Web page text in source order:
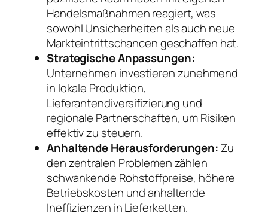
Handelsmaßnahmen reagiert, was
sowohl Unsicherheiten als auch neue
Markteintrittschancen geschaffen hat.
Strategische Anpassungen:
Unternehmen investieren zunehmend
in lokale Produktion,
Lieferantendiversifizierung und
regionale Partnerschaften, um Risiken
effektiv zu steuern.
Anhaltende Herausforderungen: Zu
den zentralen Problemen zählen
schwankende Rohstoffpreise, höhere
Betriebskosten und anhaltende
Ineffizienzen in Lieferketten.